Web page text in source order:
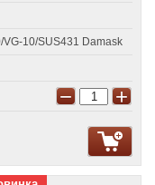
VG-10/SUS431 Damask
− +